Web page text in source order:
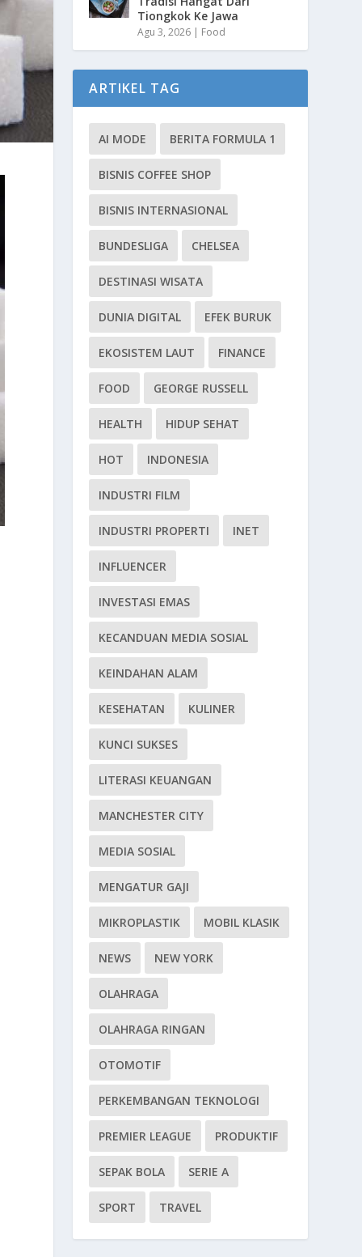
Tiongkok Ke Jawa
Agu 3, 2026 | Food
ARTIKEL TAG
AI MODE BERITA FORMULA 1
BISNIS COFFEE SHOP
BISNIS INTERNASIONAL
BUNDESLIGA CHELSEA
DESTINASI WISATA
DUNIA DIGITAL EFEK BURUK
EKOSISTEM LAUT FINANCE
FOOD GEORGE RUSSELL
HEALTH HIDUP SEHAT
HOT INDONESIA
INDUSTRI FILM
INDUSTRI PROPERTI INET
INFLUENCER
INVESTASI EMAS
KECANDUAN MEDIA SOSIAL
KEINDAHAN ALAM
KESEHATAN KULINER
KUNCI SUKSES
LITERASI KEUANGAN
MANCHESTER CITY
MEDIA SOSIAL
MENGATUR GAJI
MIKROPLASTIK MOBIL KLASIK
NEWS NEW YORK
OLAHRAGA
OLAHRAGA RINGAN
OTOMOTIF
PERKEMBANGAN TEKNOLOGI
PREMIER LEAGUE PRODUKTIF
SEPAK BOLA SERIE A
SPORT TRAVEL